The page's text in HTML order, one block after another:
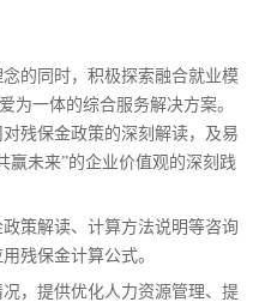
的同时，积极探索融合就业模
为一体的综合服务解决方案。
残保金政策的深刻解读，及易
赢未来”的企业价值观的深刻践
策解读、计算方法说明等咨询
残保金计算公式。
，提供优化人力资源管理、提